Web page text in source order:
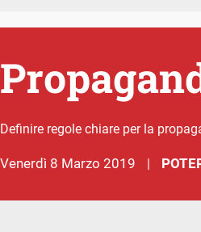
Definire regole chiare per la
venerdì 8 Marzo 2019 |